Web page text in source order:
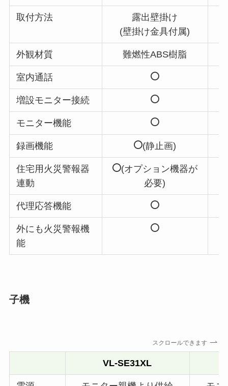
取付方法
露出壁掛け
(壁掛け金具付属)
外観材質 難燃性ABS樹脂
室内通話
増設モニター接続
モニター機能
録画機能 (静止画)
住宅用火災警報器
連動
(オプション機器が
必要)
代理応答機能
外にも火災警報機
能
子機
スクロールできます
VL-SE31XL